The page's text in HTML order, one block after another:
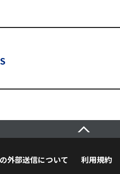
外部送信について 利用規約